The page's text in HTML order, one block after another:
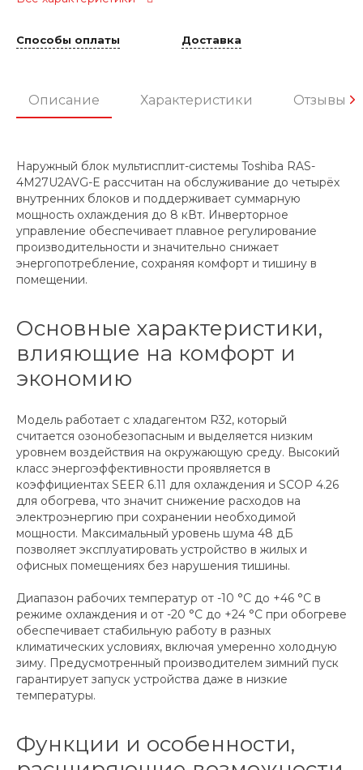
Способы оплаты Доставка
Описание Характеристики Отзывы
Наружный блок мультисплит-системы Toshiba RAS-
4M27U2AVG-E рассчитан на обслуживание до четырёх
внутренних блоков и поддерживает суммарную
мощность охлаждения до 8 кВт. Инверторное
управление обеспечивает плавное регулирование
производительности и значительно снижает
энергопотребление, сохраняя комфорт и тишину в
помещении.
Основные характеристики,
влияющие на комфорт и
экономию
Модель работает с хладагентом R32, который
считается озонобезопасным и выделяется низким
уровнем воздействия на окружающую среду. Высокий
класс энергоэффективности проявляется в
коэффициентах SEER 6.11 для охлаждения и SCOP 4.26
для обогрева, что значит снижение расходов на
электроэнергию при сохранении необходимой
мощности. Максимальный уровень шума 48 дБ
позволяет эксплуатировать устройство в жилых и
офисных помещениях без нарушения тишины.
Диапазон рабочих температур от -10 °C до +46 °C в
режиме охлаждения и от -20 °C до +24 °C при обогреве
обеспечивает стабильную работу в разных
климатических условиях, включая умеренно холодную
зиму. Предусмотренный производителем зимний пуск
гарантирует запуск устройства даже в низкие
температуры.
Функции и особенности,